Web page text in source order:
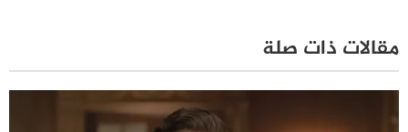
مقالات ذات صلة